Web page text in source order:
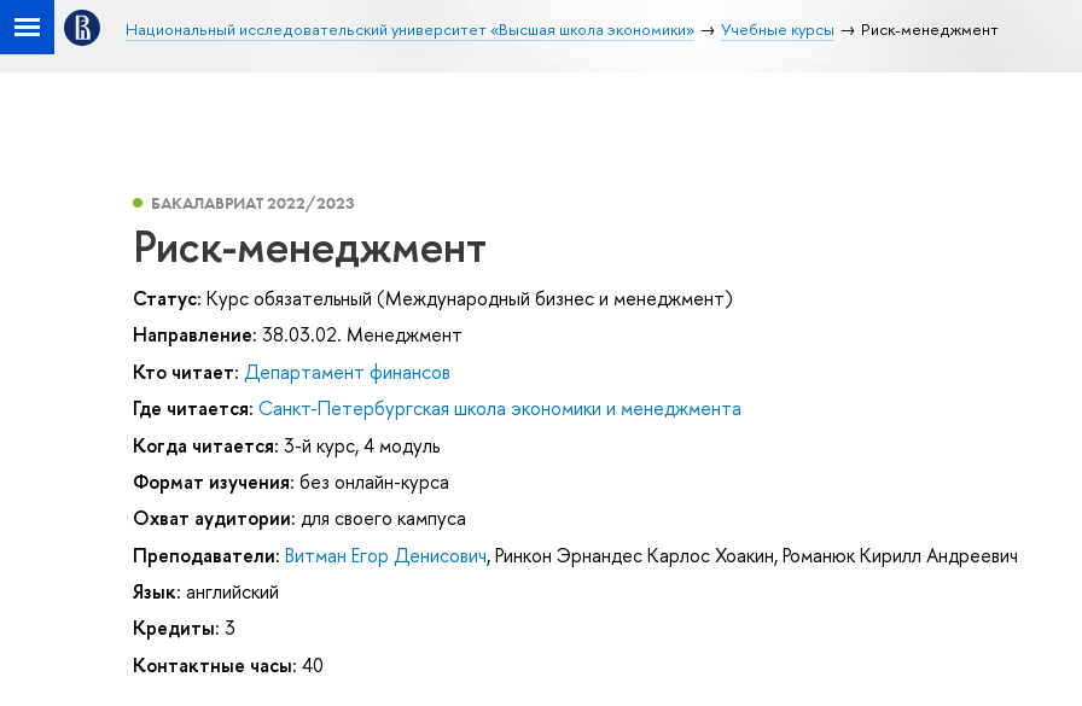
Национальный исследовательский университет «Высшая школа экономики» Учебные курсы Риск-менеджмент
БАКАЛАВРИАТ 2022/2023
Риск-менеджмент
Статус: Курс обязательный (Международный бизнес и менеджмент)
Направление: 38.03.02. Менеджмент
Кто читает: Департамент финансов
Где читается: Санкт-Петербургская школа экономики и менеджмента
Когда читается: 3-й курс, 4 модуль
Формат изучения: без онлайн-курса
Охват аудитории: для своего кампуса
Преподаватели: Витман Егор Денисович,Ринкон Эрнандес Карлос Хоакин,Романюк Кирилл Андреевич
Язык: английский
Кредиты: 3
Контактные часы: 40